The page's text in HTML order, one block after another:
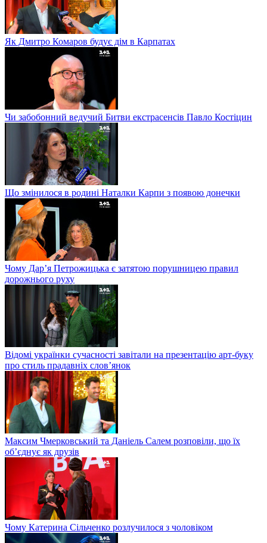
Як Дмитро Комаров будує дім в Карпатах
Чи забобонний ведучий Битви екстрасенсів Павло Костіцин
Що змінилося в родині Наталки Карпи з появою донечки
Чому Дар’я Петрожицька є затятою порушницею правил
дорожнього руху
Відомі українки сучасності завітали на презентацію арт-буку
про стиль прадавніх слов’янок
Максим Чмерковський та Даніель Салем розповіли, що їх
об’єднує як друзів
Чому Катерина Сільченко розлучилося з чоловіком